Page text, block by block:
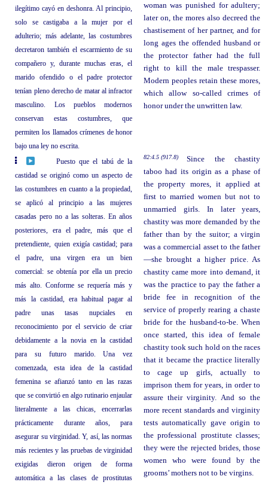
ilegítimo cayó en deshonra. Al principio,
solo se castigaba a la mujer por el
adulterio; más adelante, las costumbres
decretaron también el escarmiento de su
compañero y, durante muchas eras, el
marido ofendido o el padre protector
tenían pleno derecho de matar al infractor
masculino. Los pueblos modernos
conservan estas costumbres, que
permiten los llamados crímenes de honor
bajo una ley no escrita.
woman was punished for adultery;
later on, the mores also decreed the
chastisement of her partner, and for
long ages the offended husband or
the protector father had the full
right to kill the male trespasser.
Modern peoples retain these mores,
which allow so-called crimes of
honor under the unwritten law.
Puesto que el tabú de la
castidad se originó como un aspecto de
las costumbres en cuanto a la propiedad,
se aplicó al principio a las mujeres
casadas pero no a las solteras. En años
posteriores, era el padre, más que el
pretendiente, quien exigía castidad; para
el padre, una virgen era un bien
comercial: se obtenía por ella un precio
más alto. Conforme se requería más y
más la castidad, era habitual pagar al
padre unas tasas nupciales en
reconocimiento por el servicio de criar
debidamente a la novia en la castidad
para su futuro marido. Una vez
comenzada, esta idea de la castidad
femenina se afianzó tanto en las razas
que se convirtió en algo rutinario enjaular
literalmente a las chicas, encerrarlas
prácticamente durante años, para
asegurar su virginidad. Y, así, las normas
más recientes y las pruebas de virginidad
exigidas dieron origen de forma
automática a las clases de prostitutas
82:4.5 (917.8)
Since the chastity
taboo had its origin as a phase of
the property mores, it applied at
first to married women but not to
unmarried girls. In later years,
chastity was more demanded by the
father than by the suitor; a virgin
was a commercial asset to the father
—she brought a higher price. As
chastity came more into demand, it
was the practice to pay the father a
bride fee in recognition of the
service of properly rearing a chaste
bride for the husband-to-be. When
once started, this idea of female
chastity took such hold on the races
that it became the practice literally
to cage up girls, actually to
imprison them for years, in order to
assure their virginity. And so the
more recent standards and virginity
tests automatically gave origin to
the professional prostitute classes;
they were the rejected brides, those
women who were found by the
grooms’ mothers not to be virgins.